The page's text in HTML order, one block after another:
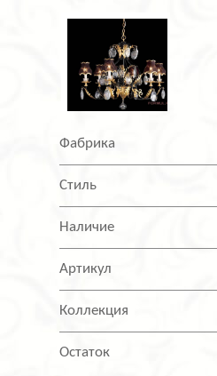
Фабрика
Стиль
Наличие
Артикул
Коллекция
Остаток